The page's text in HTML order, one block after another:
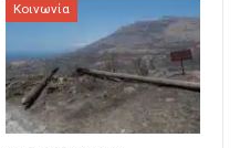
Κοινωνία